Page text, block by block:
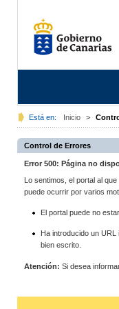
Está en: Inicio >
Control de Errores
Error 500: Página no
Lo sentimos, el portal al
puede ocurrir por varios
El portal puede no
Ha introducido un
bien escrito.
Atención: Si desea